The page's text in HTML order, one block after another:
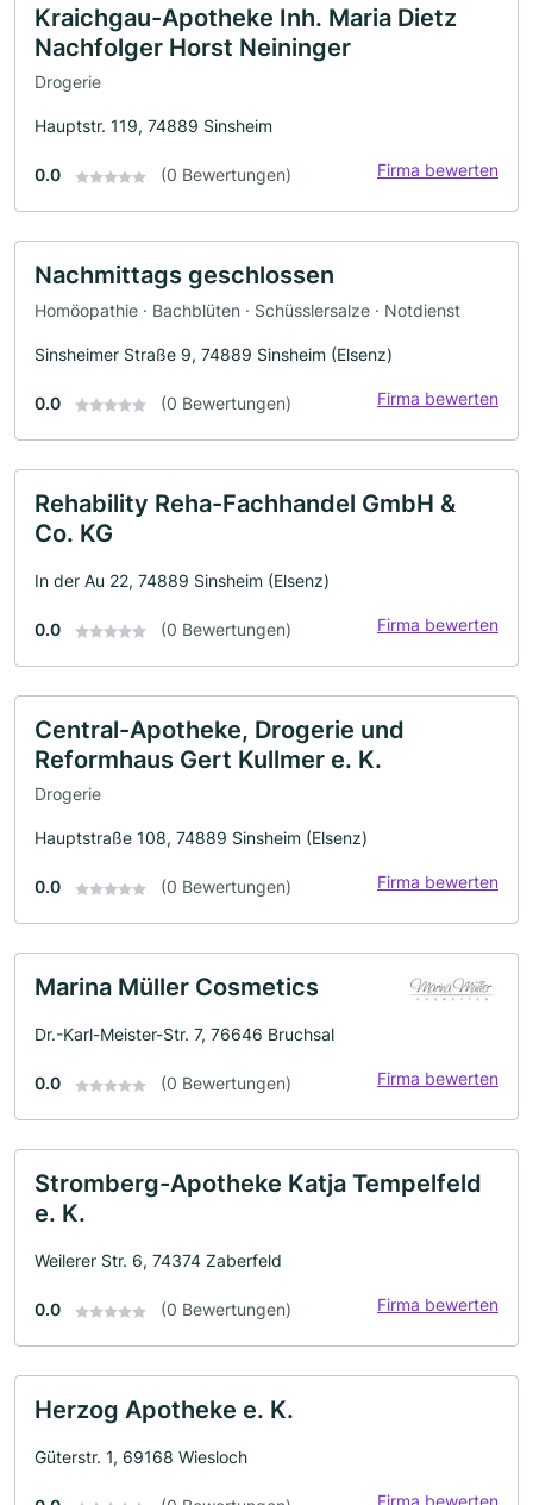
Kraichgau-Apotheke Inh. Maria Dietz
Nachfolger Horst Neininger
Drogerie
Hauptstr. 119, 74889 Sinsheim
0.0 (0 Bewertungen) Firma bewerten
Nachmittags geschlossen
Homöopathie · Bachblüten · Schüsslersalze · Notdienst
Sinsheimer Straße 9, 74889 Sinsheim (Elsenz)
0.0 (0 Bewertungen) Firma bewerten
Rehability Reha-Fachhandel GmbH &
Co. KG
In der Au 22, 74889 Sinsheim (Elsenz)
0.0 (0 Bewertungen) Firma bewerten
Central-Apotheke, Drogerie und
Reformhaus Gert Kullmer e. K.
Drogerie
Hauptstraße 108, 74889 Sinsheim (Elsenz)
0.0 (0 Bewertungen) Firma bewerten
Marina Müller Cosmetics
Dr.-Karl-Meister-Str. 7, 76646 Bruchsal
0.0 (0 Bewertungen) Firma bewerten
Stromberg-Apotheke Katja Tempelfeld
e. K.
Weilerer Str. 6, 74374 Zaberfeld
0.0 (0 Bewertungen) Firma bewerten
Herzog Apotheke e. K.
Güterstr. 1, 69168 Wiesloch